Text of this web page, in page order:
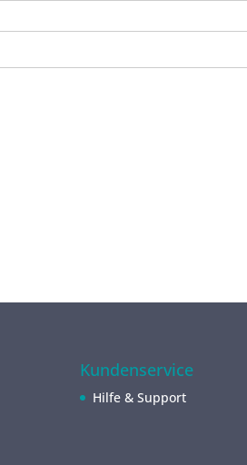
Kundenservice
Hilfe & Support